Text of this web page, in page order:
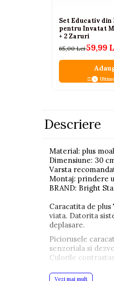
Jucarii educative din lemn
Muzica si instrumente
Saltelute si centre de activitati
Seturi de doctor
Seturi de rufe
Vehicule de constructii
Jucarii exterior
Set Educativ din
pentru Invatat
+ 2 Zaruri
65,00 Lei59,99
Descriere
Material: plus
Dimensiune: 30
Varsta
Montaj: prindere
BRAND: Bright
Caracatita de
viata. Datorita
deplasare.
Piciorusele
senzoriala si
Culorile
Realizata din plus
Vezi mai mult